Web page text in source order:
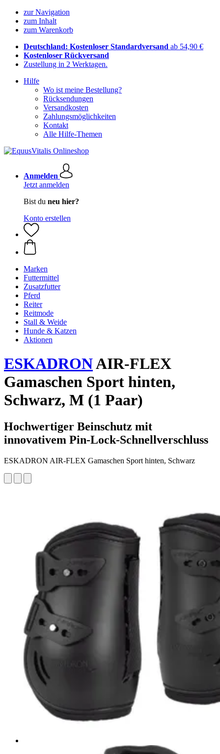
zur Navigation
zum Inhalt
zum Warenkorb
Deutschland: Kostenloser Standardversand ab 54,90 €
Kostenloser Rückversand
Zustellung in 2 Werktagen.
Hilfe
Wo ist meine Bestellung?
Rücksendungen
Versandkosten
Zahlungsmöglichkeiten
Kontakt
Alle Hilfe-Themen
Anmelden
Jetzt anmelden
Bist du neu hier?
Konto erstellen
Marken
Futtermittel
Zusatzfutter
Pferd
Reiter
Reitmode
Stall & Weide
Hunde & Katzen
Aktionen
ESKADRONAIR-FLEX
Gamaschen Sport hinten,
Schwarz, M (1 Paar)
Hochwertiger Beinschutz mit
innovativem Pin-Lock-Schnellverschluss
ESKADRON AIR-FLEX Gamaschen Sport hinten, Schwarz